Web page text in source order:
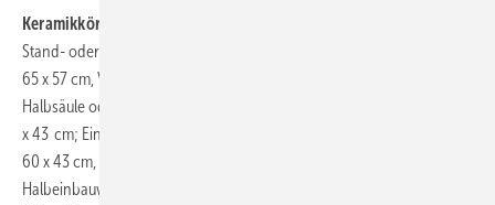
Keramikkörper
Stand- oder Halbsäule; Med 65 x 44 cm, 60 x 44 cm, 55 x 44 cm; Vital
65 x 57 cm, Vital Med 65 x 57 cm; Handwaschbecken 45 x 33,5 cm mit
Halbsäule oder 50 x 22 cm; Aufsatzbecken geschliffen 60 x 38 cm, 43
x 43 cm; Einbauwaschtische von oben 61,5 x 49,5 cm, 56 x 45,5 cm,
60 x 43 cm, 43 x 43 cm; Einbauwaschtisch von unten 37 x 37 cm;
Halbeinbauwaschtisch 55 x 45,5 cm; Waschtisch/Möbelwaschtische